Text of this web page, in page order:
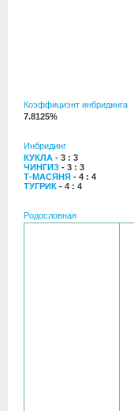
Коэффициэнт инбридинга
7.8125%
Инбридинг
КУКЛА - 3 : 3
ЧИНГИЗ - 3 : 3
Т-МАСЯНЯ - 4 : 4
ТУГРИК - 4 : 4
Родословная